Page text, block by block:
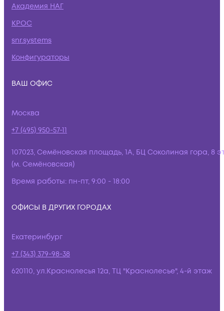
Академия НАГ
КРОС
snr.systems
Конфигураторы
ВАШ ОФИС
Москва
+7 (495) 950-57-11
107023, Семёновская площадь, 1А, БЦ Соколиная гора, 8
(м. Семёновская)
Время работы: пн-пт, 9:00 - 18:00
ОФИСЫ В ДРУГИХ ГОРОДАХ
Екатеринбург
+7 (343) 379-98-38
620110, ул.Краснолесья 12а, ТЦ "Краснолесье", 4-й этаж